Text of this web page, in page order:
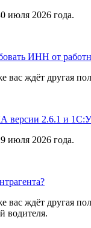
июля 2026 года.
ИНН от
вас ждёт другая
версии 2.6.1 и
июля 2026 года.
ждёт другая
водителя.